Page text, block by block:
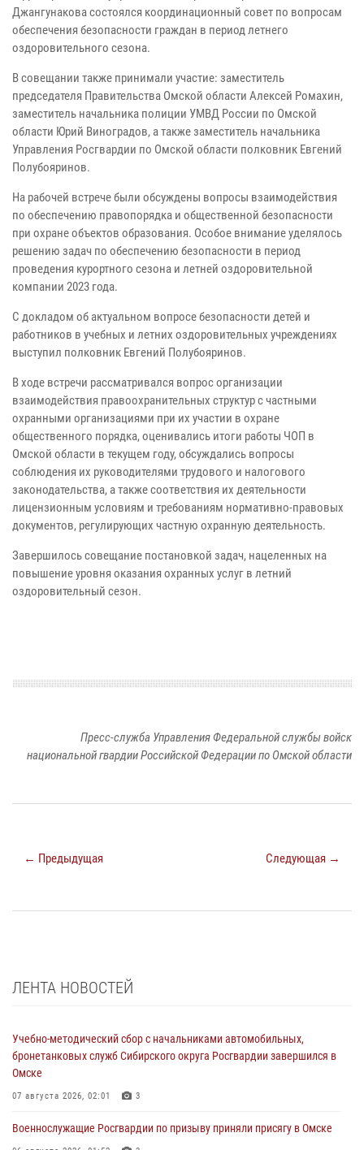
Джангунакова состоялся координационный совет по вопросам
обеспечения безопасности граждан в период летнего
оздоровительного сезона.
В совещании также принимали участие: заместитель
председателя Правительства Омской области Алексей Ромахин,
заместитель начальника полиции УМВД России по Омской
области Юрий Виноградов, а также заместитель начальника
Управления Росгвардии по Омской области полковник Евгений
Полубояринов.
На рабочей встрече были обсуждены вопросы взаимодействия
по обеспечению правопорядка и общественной безопасности
при охране объектов образования. Особое внимание уделялось
решению задач по обеспечению безопасности в период
проведения курортного сезона и летней оздоровительной
компании 2023 года.
С докладом об актуальном вопросе безопасности детей и
работников в учебных и летних оздоровительных учреждениях
выступил полковник Евгений Полубояринов.
В ходе встречи рассматривался вопрос организации
взаимодействия правоохранительных структур с частными
охранными организациями при их участии в охране
общественного порядка, оценивались итоги работы ЧОП в
Омской области в текущем году, обсуждались вопросы
соблюдения их руководителями трудового и налогового
законодательства, а также соответствия их деятельности
лицензионным условиям и требованиям нормативно-правовых
документов, регулирующих частную охранную деятельность.
Завершилось совещание постановкой задач, нацеленных на
повышение уровня оказания охранных услуг в летний
оздоровительный сезон.
Пресс-служба Управления Федеральной службы войск
национальной гвардии Российской Федерации по Омской области
← Предыдущая Следующая →
ЛЕНТА НОВОСТЕЙ
Учебно-методический сбор с начальниками автомобильных,
бронетанковых служб Сибирского округа Росгвардии завершился в
Омске
07 августа 2026, 02:01 3
Военнослужащие Росгвардии по призыву приняли присягу в Омске